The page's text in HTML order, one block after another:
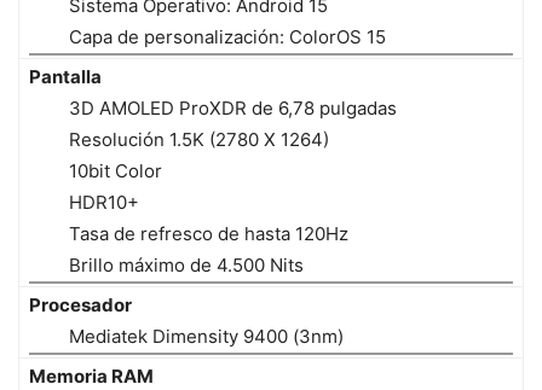
Sistema Operativo: Android 15
Capa de personalización: ColorOS 15
Pantalla
3D AMOLED ProXDR de 6,78 pulgadas
Resolución 1.5K (2780 X 1264)
10bit Color
HDR10+
Tasa de refresco de hasta 120Hz
Brillo máximo de 4.500 Nits
Procesador
Mediatek Dimensity 9400 (3nm)
Memoria RAM